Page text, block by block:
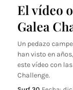
El vídeo
Galea
Un pedazo
han visto en
este vídeo con
Challenge.